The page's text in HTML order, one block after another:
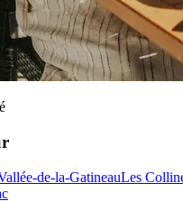
de-la-GatineauLes